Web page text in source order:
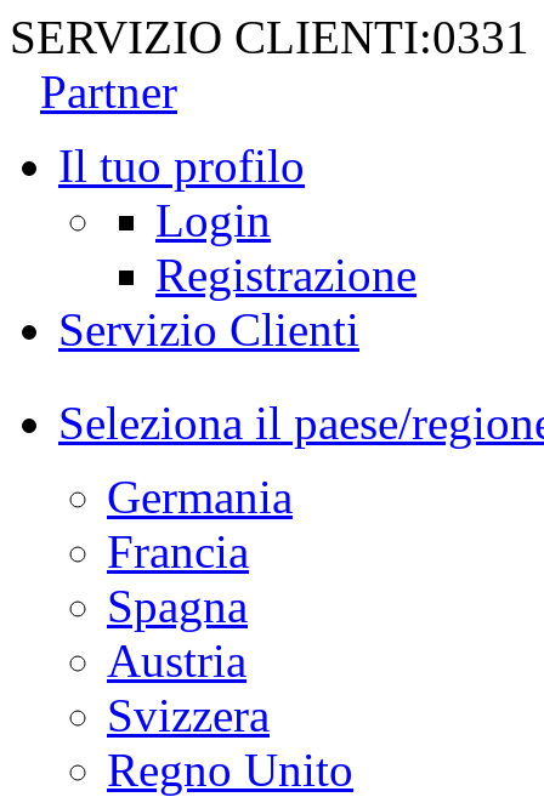
SERVIZIO CLIENTI:0331
Partner
Il tuo profilo
Login
Registrazione
Servizio Clienti
Seleziona il paese/
Germania
Francia
Spagna
Austria
Svizzera
Regno Unito